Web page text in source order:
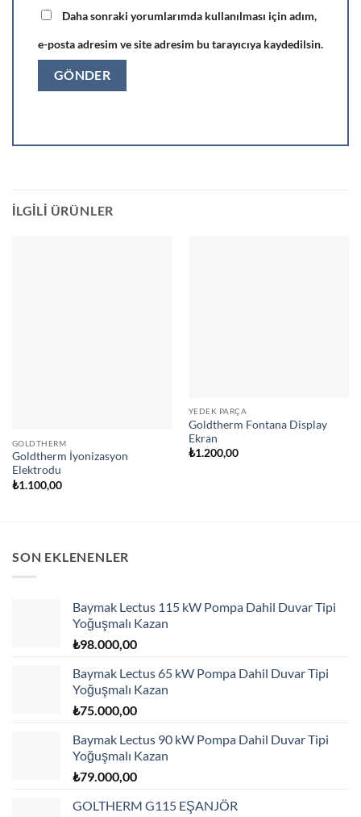
Daha sonraki yorumlarımda kullanılması için adım,
e-posta adresim ve site adresim bu tarayıcıya kaydedilsin.
İLGILI ÜRÜNLER
GOLDTHERM
Goldtherm İyonizasyon
Elektrodu
₺1.100,00
YEDEK PARÇA
Goldtherm Fontana Display
Ekran
₺1.200,00
SON EKLENENLER
Baymak Lectus 115 kW Pompa Dahil Duvar Tipi
Yoğuşmalı Kazan
₺98.000,00
Baymak Lectus 65 kW Pompa Dahil Duvar Tipi
Yoğuşmalı Kazan
₺75.000,00
Baymak Lectus 90 kW Pompa Dahil Duvar Tipi
Yoğuşmalı Kazan
₺79.000,00
GOLTHERM G115 EŞANJÖR